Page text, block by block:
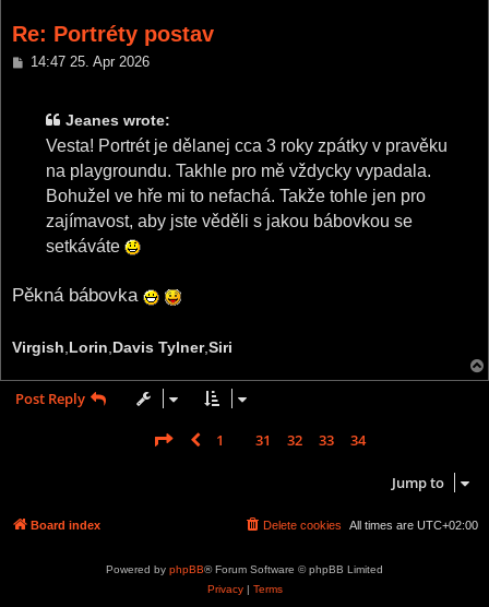
Re: Portréty postav
P14:47 25. Apr 2026
Jeanes wrote:
Vesta! Portrét je dělanej cca 3 roky zpátky v pravěku
na playgroundu. Takhle pro mě vždycky vypadala.
Bohužel ve hře mi to nefachá. Takže tohle jen pro
zajímavost, aby jste věděli s jakou bábovkou se
setkáváte
Pěkná bábovka
Virgish Lorin Davis Tylner,Siri
Post Reply
Page 35 35
Previous
1 31 32 33 34
Jump to
Board index All times are UTC+02:00
Delete cookies
Powered by phpBB® Forum Software © phpBB Limited
Privacy| Terms